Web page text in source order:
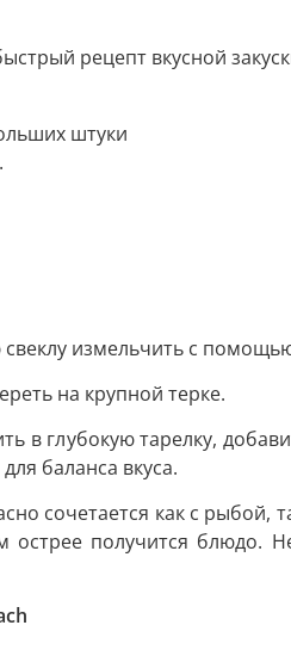
рецепт вкусной
штуки
измельчить с
на крупной терке.
в глубокую тарелку,
баланса вкуса.
сочетается как с
острее получится блюдо.